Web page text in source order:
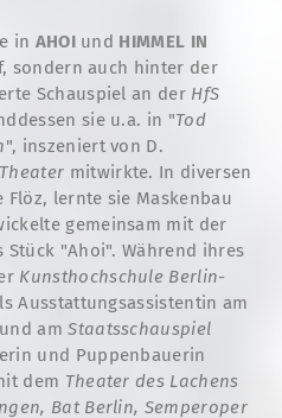
in AHOIund HIMMEL IN
sondern auch hinter der
Schauspiel an der HfS
sie u.a. in "Tod
", inszeniert von D.
mitwirkte. In diversen
Flöz, lernte sie Maskenbau
gemeinsam mit der
Stück "Ahoi". Während ihres
Kunsthochschule Berlin-
Ausstattungsassistentin am
und amStaatsschauspiel
und Puppenbauerin
dem Theater des Lachens
Bat Berlin, Semperoper